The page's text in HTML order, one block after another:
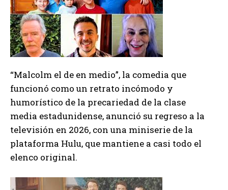
“Malcolm el de en medio”, la comedia que
funcionó como un retrato incómodo y
humorístico de la precariedad de la clase
media estadunidense, anunció su regreso a la
televisión en 2026, con una miniserie de la
plataforma Hulu, que mantiene a casi todo el
elenco original.